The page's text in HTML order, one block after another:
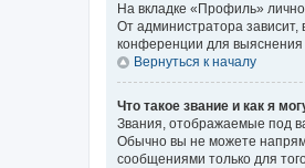
На вкладке «Профиль»
От администратора
конференции для выяснения
Вернуться к началу
Что такое звание и как я
Звания, отображаемые под
Обычно вы не можете
сообщениями только для